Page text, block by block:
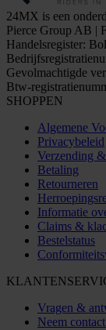
24MX is een
Pierce Group AB |
Handelsregister:
Gevolmachtigde
Btw-
SHOPPEN
Algemene
Privacybeleid
Verzending
Betaling
Retourneren
Informatie
Claims &
Bestelstatus
Vragen &
Neem